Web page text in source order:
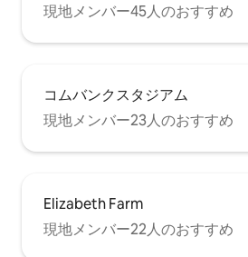
現地メンバー45人のおすすめ
コムバンクスタジアム
現地メンバー23人のおすすめ
Elizabeth Farm
現地メンバー22人のおすすめ